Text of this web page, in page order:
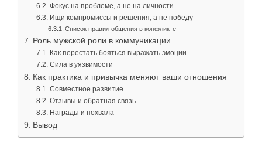
Фокус на проблеме, а не на личности
Ищи компромиссы и решения, а не победу
Список правил общения в конфликте
Роль мужской роли в коммуникации
Как перестать бояться выражать эмоции
Сила в уязвимости
Как практика и привычка меняют ваши отношения
Совместное развитие
Отзывы и обратная связь
Награды и похвала
Вывод